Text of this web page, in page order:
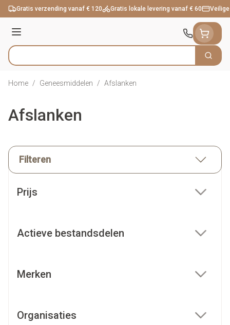
Ga naar de inhoud
Gratis verzending vanaf € 120 Gratis lokale levering vanaf € 60
Menu
Product, merk, categorie... Zoek
Home / Geneesmiddelen / Afslanken
Afslanken
Filteren
Prijs
Actieve bestandsdelen
Merken
Organisaties